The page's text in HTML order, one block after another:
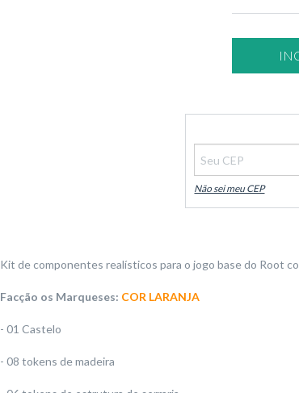
Não sei meu CEP
Kit de componentes realísticos para o jogo base do Root
Facção os Marqueses: COR LARANJA
- 01 Castelo
- 08 tokens de madeira